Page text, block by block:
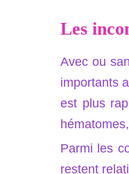
Les
Avec ou
importants
est plus
Parmi les
restent